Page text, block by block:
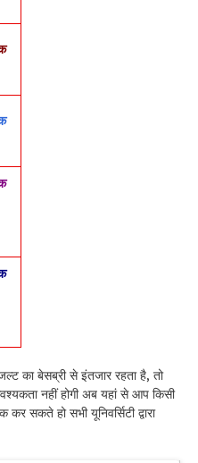
का बेसब्री से इंतजार रहता है, तो
नहीं होगी अब यहां से आप किसी
सकते हो सभी यूनिवर्सिटी द्वारा